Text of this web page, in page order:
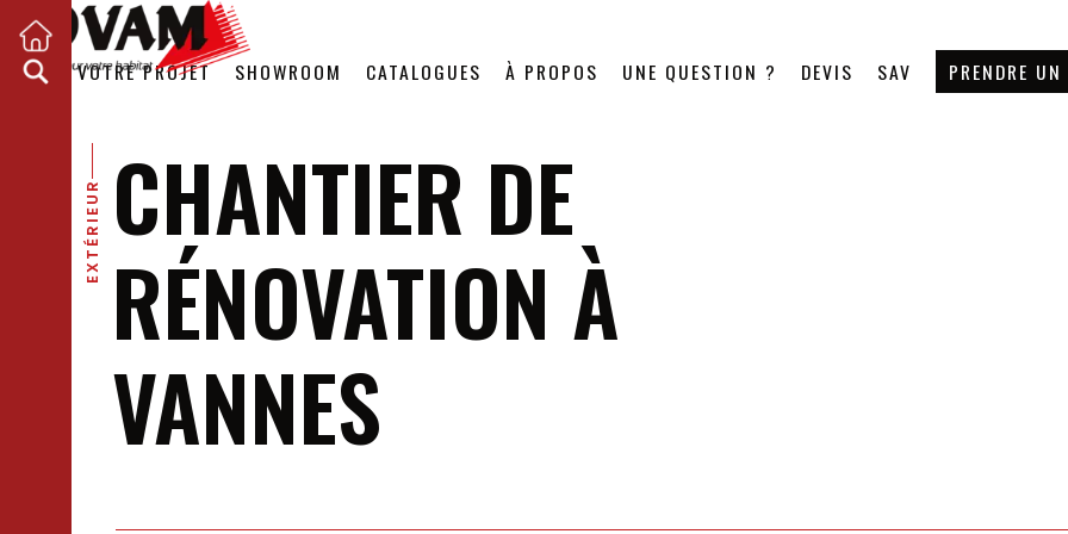
VOTRE PROJET SHOWROOM CATALOGUES À PROPOS UNE QUESTION ? DEVIS SAV PRENDRE
EXTÉRIEURCHANTIER DE
RÉNOVATION À
VANNES